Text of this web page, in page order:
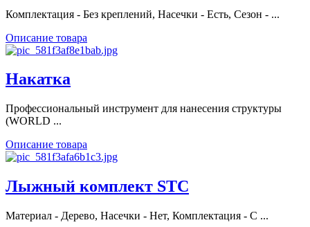
Комплектация - Без креплений, Насечки - Есть, Сезон - ...
Описание товара
Накатка
Профессиональный инструмент для нанесения структуры
(WORLD ...
Описание товара
Лыжный комплект STC
Материал - Дерево, Насечки - Нет, Комплектация - С ...